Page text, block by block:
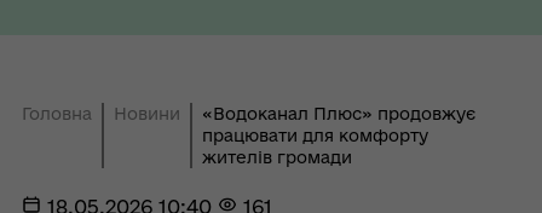
Головна Новини
«Водоканал Плюс» продовжує
працювати для комфорту
жителів громади
18.05.2026 10:40 161